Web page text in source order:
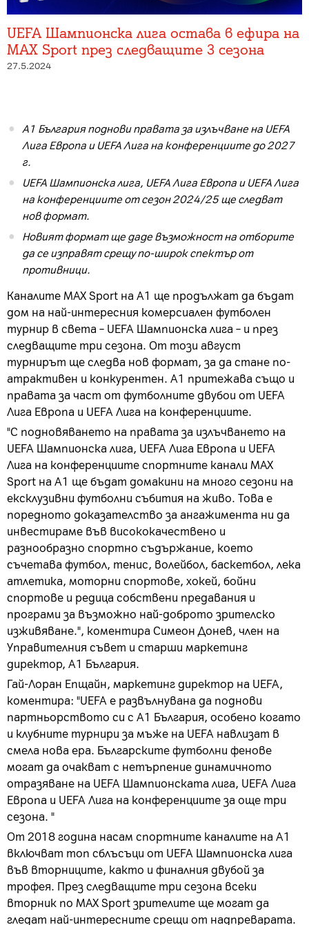
UEFA Шампионска лига остава в ефира на
MAX Sport през следващите 3 сезона
27.5.2024
А1 Българияподнови правата за излъчване на UEFA
Лига Европа и UEFA Лига на конференциите до 2027
г.
UEFA Шампионска лига, UEFA Лига Европа и UEFA Лига
на конференциите от сезон 2024/25 ще следват
нов формат.
Новият формат ще даде възможност на отборите
да се изправят срещу по-широк спектър от
противници.
Каналите MAX Sport на А1 ще продължат да бъдат
дом на най-интересния комерсиален футболен
турнир в света – UEFA Шампионска лига – и през
следващите три сезона. От този август
турнирът ще следва нов формат, за да стане по-
атрактивен и конкурентен. A1 притежава също и
правата за част от футболните двубои от UEFA
Лига Европа и UEFA Лига на конференциите.
"С подновяването на правата за излъчването на
UEFA Шампионска лига, UEFA Лига Европа и UEFA
Лига на конференциите спортните канали MAX
Sport на А1 ще бъдат домакини на много сезони на
ексклузивни футболни събития на живо. Това е
поредното доказателство за ангажимента ни да
инвестираме във висококачествено и
разнообразно спортно съдържание, което
съчетава футбол, тенис, волейбол, баскетбол, лека
атлетика, моторни спортове, хокей, бойни
спортове и редица собствени предавания и
програми за възможно най-доброто зрителско
изживяване.", коментира Симеон Донев, член на
Управителния съвет и старши маркетинг
директор, А1 България.
Гай-Лоран Епщайн, маркетинг директор на UEFA,
коментира: "UEFA е развълнувана да поднови
партньорството си с А1 България, особено когато
и клубните турнири за мъже на UEFA навлизат в
смела нова ера. Българските футболни фенове
могат да очакват с нетърпение динамичното
отразяване на UEFA Шампионската лига, UEFA Лига
Европа и UEFA Лига на конференциите за още три
сезона. "
От 2018 година насам спортните каналите на А1
включват топ сблъсъци от UEFA Шампионска лига
във вторниците, както и финалния двубой за
трофея. През следващите три сезона всеки
вторник по MAX Sport зрителите ще могат да
гледат най-интересните срещи от надпреварата.